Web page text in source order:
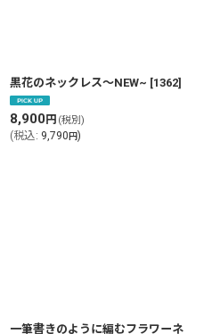
黒花のネックレス〜NEW~ [1362]
8,900円 (税別)
(税込: 9,790円)
一筆書きのように編むフラワーネ